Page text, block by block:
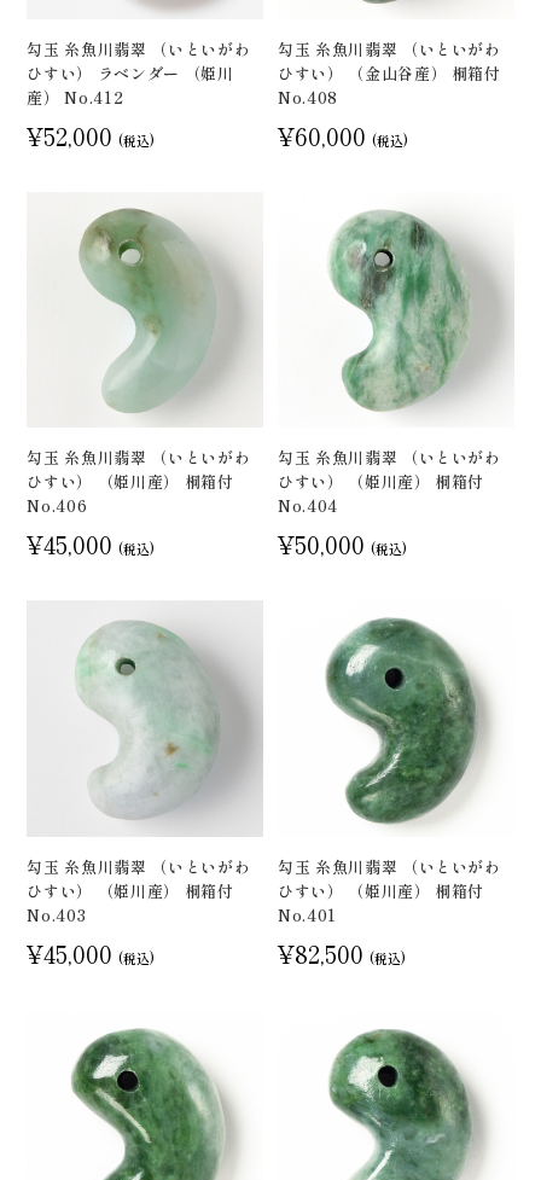
勾玉 糸魚川翡翠 （いといがわ
ひすい） ラベンダー （姫川
産） No.412
¥52,000 (税込)
勾玉 糸魚川翡翠 （いといがわ
ひすい） （金山谷産） 桐箱付
No.408
¥60,000 (税込)
勾玉 糸魚川翡翠 （いといがわ
ひすい） （姫川産） 桐箱付
No.406
¥45,000 (税込)
勾玉 糸魚川翡翠 （いといがわ
ひすい） （姫川産） 桐箱付
No.404
¥50,000 (税込)
勾玉 糸魚川翡翠 （いといがわ
ひすい） （姫川産） 桐箱付
No.403
¥45,000 (税込)
勾玉 糸魚川翡翠 （いといがわ
ひすい） （姫川産） 桐箱付
No.401
¥82,500 (税込)